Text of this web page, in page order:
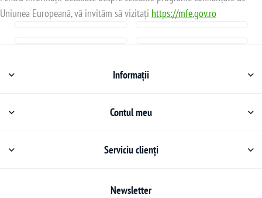
Uniunea Europeană, vă invităm să vizitați https://mfe.gov.ro
Informații
Contul meu
Serviciu clienți
Newsletter